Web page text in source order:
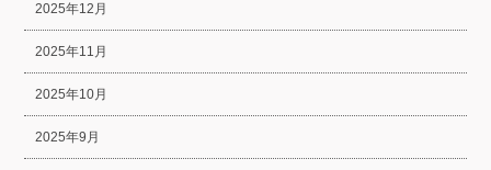
2025年12月
2025年11月
2025年10月
2025年9月